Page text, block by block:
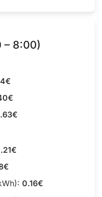
– 8:00)
0.16€